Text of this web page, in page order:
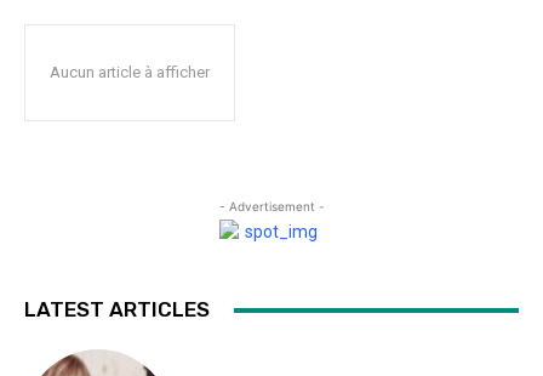
Aucun article à afficher
- Advertisement -
LATEST ARTICLES